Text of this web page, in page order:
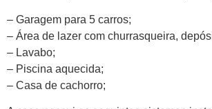
– Garagem para 5 carros;
– Área de lazer com churrasqueira,
– Lavabo;
– Piscina aquecida;
– Casa de cachorro;